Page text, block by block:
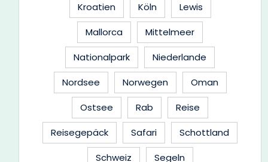
Kroatien
Köln
Lewis
Mallorca
Mittelmeer
Nationalpark
Niederlande
Nordsee
Norwegen
Oman
Ostsee
Rab
Reise
Reisegepäck
Safari
Schottland
Schweiz
Segeln